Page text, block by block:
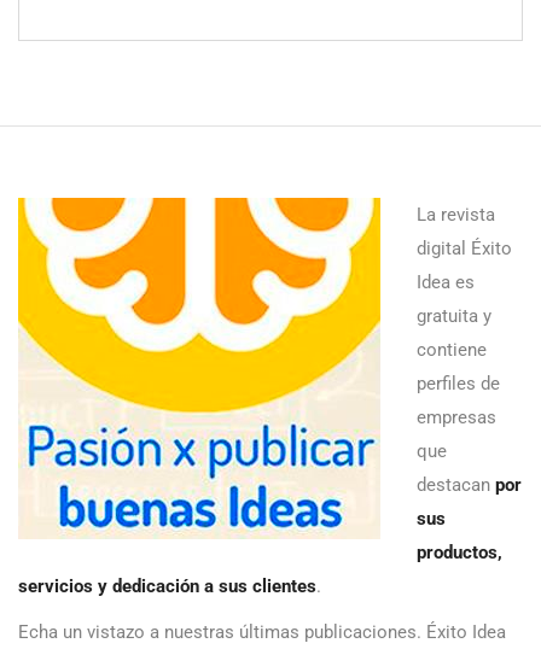
La revista
digital Éxito
Idea es
gratuita y
contiene
perfiles de
empresas
que
destacan por
sus
productos,
servicios y dedicación a sus clientes.
Echa un vistazo a nuestras últimas publicaciones. Éxito Idea